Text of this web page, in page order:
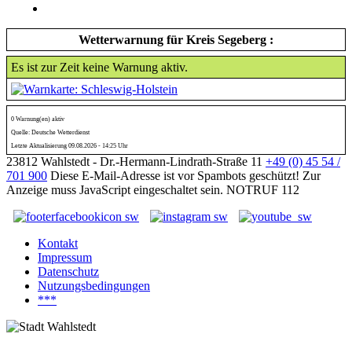
Wetterwarnung für Kreis Segeberg :
Es ist zur Zeit keine Warnung aktiv.
0 Warnung(en) aktiv
Quelle: Deutsche Wetterdienst
Letzte Aktualisierung 09.08.2026 - 14:25 Uhr
23812 Wahlstedt - Dr.-Hermann-Lindrath-Straße 11 +49 (0) 45 54 /
701 900 Diese E-Mail-Adresse ist vor Spambots geschützt! Zur
Anzeige muss JavaScript eingeschaltet sein. NOTRUF 112
Kontakt
Impressum
Datenschutz
Nutzungsbedingungen
***